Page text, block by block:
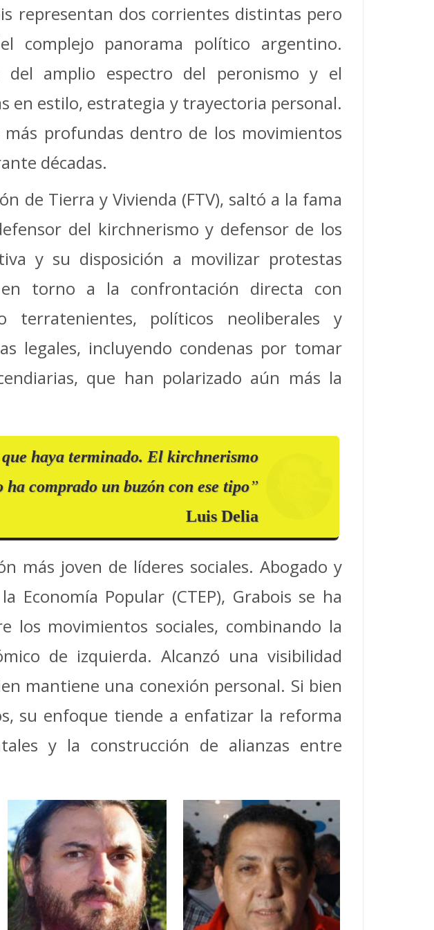
representan dos corrientes distintas pero
complejo panorama político argentino.
del amplio espectro del peronismo y el
en estilo, estrategia y trayectoria personal.
profundas dentro de los movimientos
décadas.
de Tierra y Vivienda (FTV), saltó a la fama
del kirchnerismo y defensor de los
y su disposición a movilizar protestas
en torno a la confrontación directa con
terratenientes, políticos neoliberales y
legales, incluyendo condenas por tomar
que han polarizado aún más la
haya terminado. El kirchnerismo
ha comprado un buzón con ese tipo”
Luis Delia
más joven de líderes sociales. Abogado y
Economía Popular (CTEP), Grabois se ha
movimientos sociales, combinando la
de izquierda. Alcanzó una visibilidad
mantiene una conexión personal. Si bien
su enfoque tiende a enfatizar la reforma
y la construcción de alianzas entre